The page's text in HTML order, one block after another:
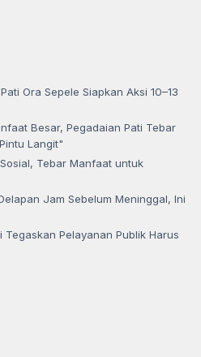
Ora Sepele Siapkan Aksi 10–13
Besar, Pegadaian Pati Tebar
Langit"
Tebar Manfaat untuk
Jam Sebelum Meninggal, Ini
Pelayanan Publik Harus